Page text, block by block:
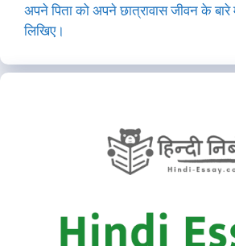
अपने पिता को अपने छात्रावास जीवन के
लिखिए।